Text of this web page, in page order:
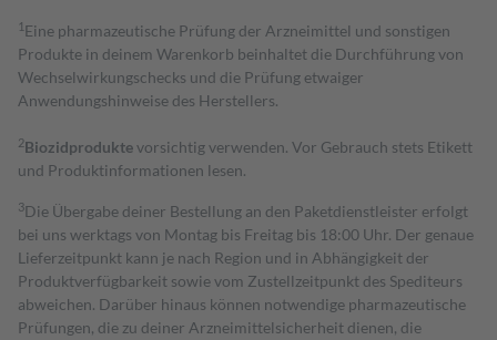
1 Eine pharmazeutische Prüfung der Arzneimittel und sonstigen
Produkte in deinem Warenkorb beinhaltet die Durchführung von
Wechselwirkungschecks und die Prüfung etwaiger
Anwendungshinweise des Herstellers.
2Biozidproduktevorsichtig verwenden. Vor Gebrauch stets Etikett
und Produktinformationen lesen.
3Die Übergabe deiner Bestellung an den Paketdienstleister erfolgt
bei uns werktags von Montag bis Freitag bis 18:00 Uhr. Der genaue
Lieferzeitpunkt kann je nach Region und in Abhängigkeit der
Produktverfügbarkeit sowie vom Zustellzeitpunkt des Spediteurs
abweichen. Darüber hinaus können notwendige pharmazeutische
Prüfungen, die zu deiner Arzneimittelsicherheit dienen, die